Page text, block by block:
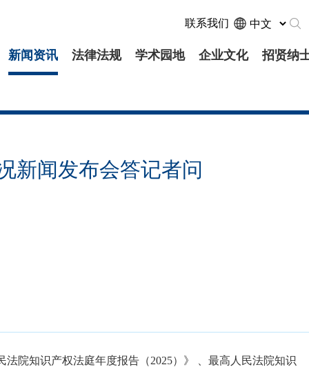
联系我们
新闻资讯 法律法规 学术园地 企业文化 招贤纳
新闻发布会答记者问
院知识产权法庭年度报告（2025）》 、最高人民法院知识